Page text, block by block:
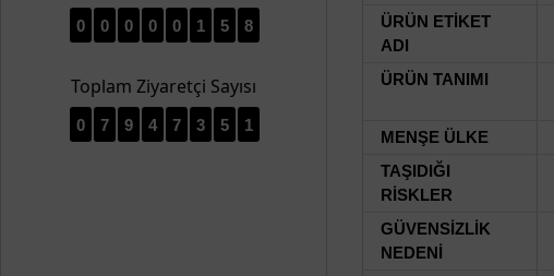
0 0 0 0 0 1 5 8
Toplam Ziyaretçi Sayısı
0 7 9 4 7 3 5 1
ÜRÜN ETİKET
ADI
ÜRÜN TANIMI
MENŞE ÜLKE
TAŞIDIĞI
RİSKLER
GÜVENSİZLİK
NEDENİ